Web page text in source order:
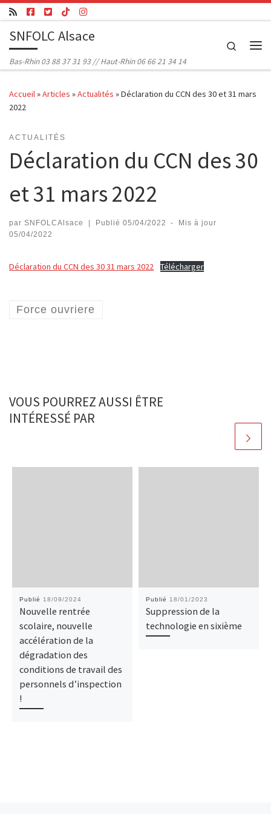
Passer au contenu
SNFOLC Alsace
Bas-Rhin 03 88 37 31 93 // Haut-Rhin 06 66 21 34 14
Search
Accueil»Articles »Actualités »Déclaration du CCN des 30 et 31 mars
2022
ACTUALITÉS
Déclaration du CCN des 30
et 31 mars 2022
par SNFOLCAlsace Publié 05/04/2022 -
Mis à jour
05/04/2022
Déclaration du CCN des 30 31 mars 2022 Télécharger
Force ouvriere
VOUS POURREZ AUSSI ÊTRE
INTÉRESSÉ PAR
Publié 18/09/2024
Nouvelle rentrée
scolaire, nouvelle
accélération de la
dégradation des
conditions de travail des
personnels d’inspection
!
Publié 18/01/2023
Suppression de la
technologie en sixième